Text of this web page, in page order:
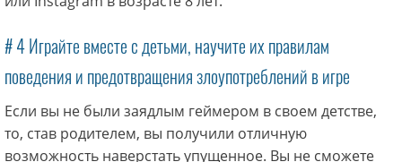
# 4 Играйте вместе с детьми, научите их правилам
поведения и предотвращения злоупотреблений в игре
Если вы не были заядлым геймером в своем детстве,
то, став родителем, вы получили отличную
возможность наверстать упущенное. Вы не сможете